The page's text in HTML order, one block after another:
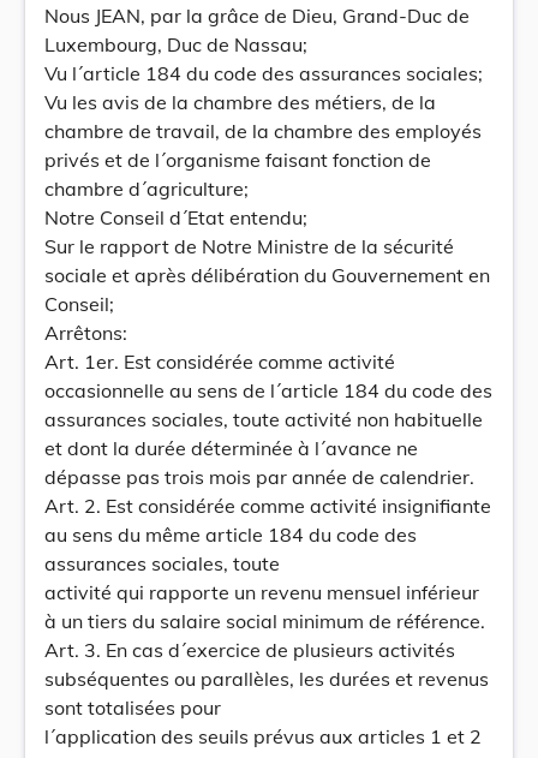
Nous JEAN, par la grâce de Dieu, Grand-Duc de
Luxembourg, Duc de Nassau;
Vu l´article 184 du code des assurances sociales;
Vu les avis de la chambre des métiers, de la
chambre de travail, de la chambre des employés
privés et de l´organisme faisant fonction de
chambre d´agriculture;
Notre Conseil d´Etat entendu;
Sur le rapport de Notre Ministre de la sécurité
sociale et après délibération du Gouvernement en
Conseil;
Arrêtons:
Art. 1er. Est considérée comme activité
occasionnelle au sens de l´article 184 du code des
assurances sociales, toute activité non habituelle
et dont la durée déterminée à l´avance ne
dépasse pas trois mois par année de calendrier.
Art. 2. Est considérée comme activité insignifiante
au sens du même article 184 du code des
assurances sociales, toute
activité qui rapporte un revenu mensuel inférieur
à un tiers du salaire social minimum de référence.
Art. 3. En cas d´exercice de plusieurs activités
subséquentes ou parallèles, les durées et revenus
sont totalisées pour
l´application des seuils prévus aux articles 1 et 2